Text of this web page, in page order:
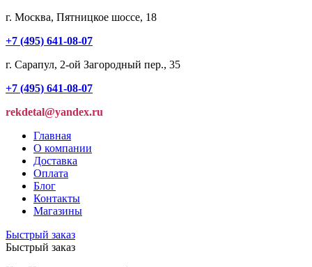
г. Москва, Пятницкое шоссе, 18
+7 (495) 641-08-07
г. Сарапул, 2-ой Загородный пер., 35
+7 (495) 641-08-07
rekdetal@yandex.ru
Главная
О компании
Доставка
Оплата
Блог
Контакты
Магазины
Быстрый заказ
Быстрый заказ